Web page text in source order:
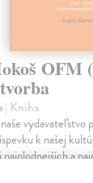
OFM
| Kniha
vydavateľstvo
k našej
a